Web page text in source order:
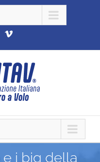
Vimeo
i big della